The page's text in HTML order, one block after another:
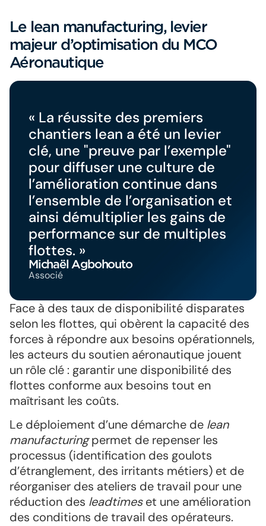
Le lean manufacturing, levier
majeur d’optimisation du MCO
Aéronautique
Face à des taux de disponibilité disparates
selon les flottes, qui obèrent la capacité des
forces à répondre aux besoins opérationnels,
les acteurs du soutien aéronautique jouent
un rôle clé : garantir une disponibilité des
flottes conforme aux besoins tout en
maîtrisant les coûts.
Le déploiement d’une démarche de lean
manufacturingpermet de repenser les
processus (identification des goulots
d’étranglement, des irritants métiers) et de
réorganiser des ateliers de travail pour une
réduction des leadtimeset une amélioration
des conditions de travail des opérateurs.
« La réussite des premiers
chantiers lean a été un levier
clé, une "preuve par l’exemple"
pour diffuser une culture de
l’amélioration continue dans
l’ensemble de l’organisation et
ainsi démultiplier les gains de
performance sur de multiples
flottes. »
Michaël Agbohouto
Associé